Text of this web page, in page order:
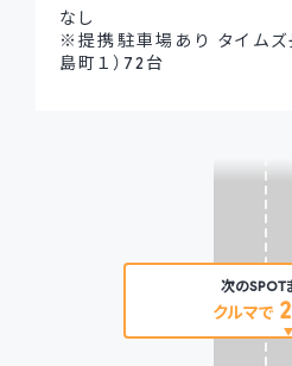
なし
※提携駐車場あり タイムズ
島町１）72台
次のSPOT
クルマで